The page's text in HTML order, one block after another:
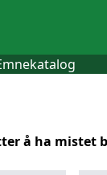
å ha mistet